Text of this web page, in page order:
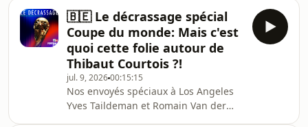
Lukaku, le besoin de s&#39;adapter
tactiquement et Garcia face aux pays
de ses grands-parents.
🇧🇪 Le décrassage spécial
Coupe du monde: Mais c'est
quoi cette folie autour de
Thibaut Courtois ?!
jul. 9, 202600:15:15
Nos envoyés spéciaux à Los Angeles
Yves Taildeman et Romain Van der